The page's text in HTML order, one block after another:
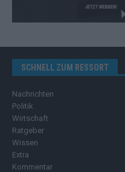
SCHNELL ZUM RESSORT
Nachrichten
Politik
Wirtschaft
Ratgeber
Wissen
Extra
Kommentar